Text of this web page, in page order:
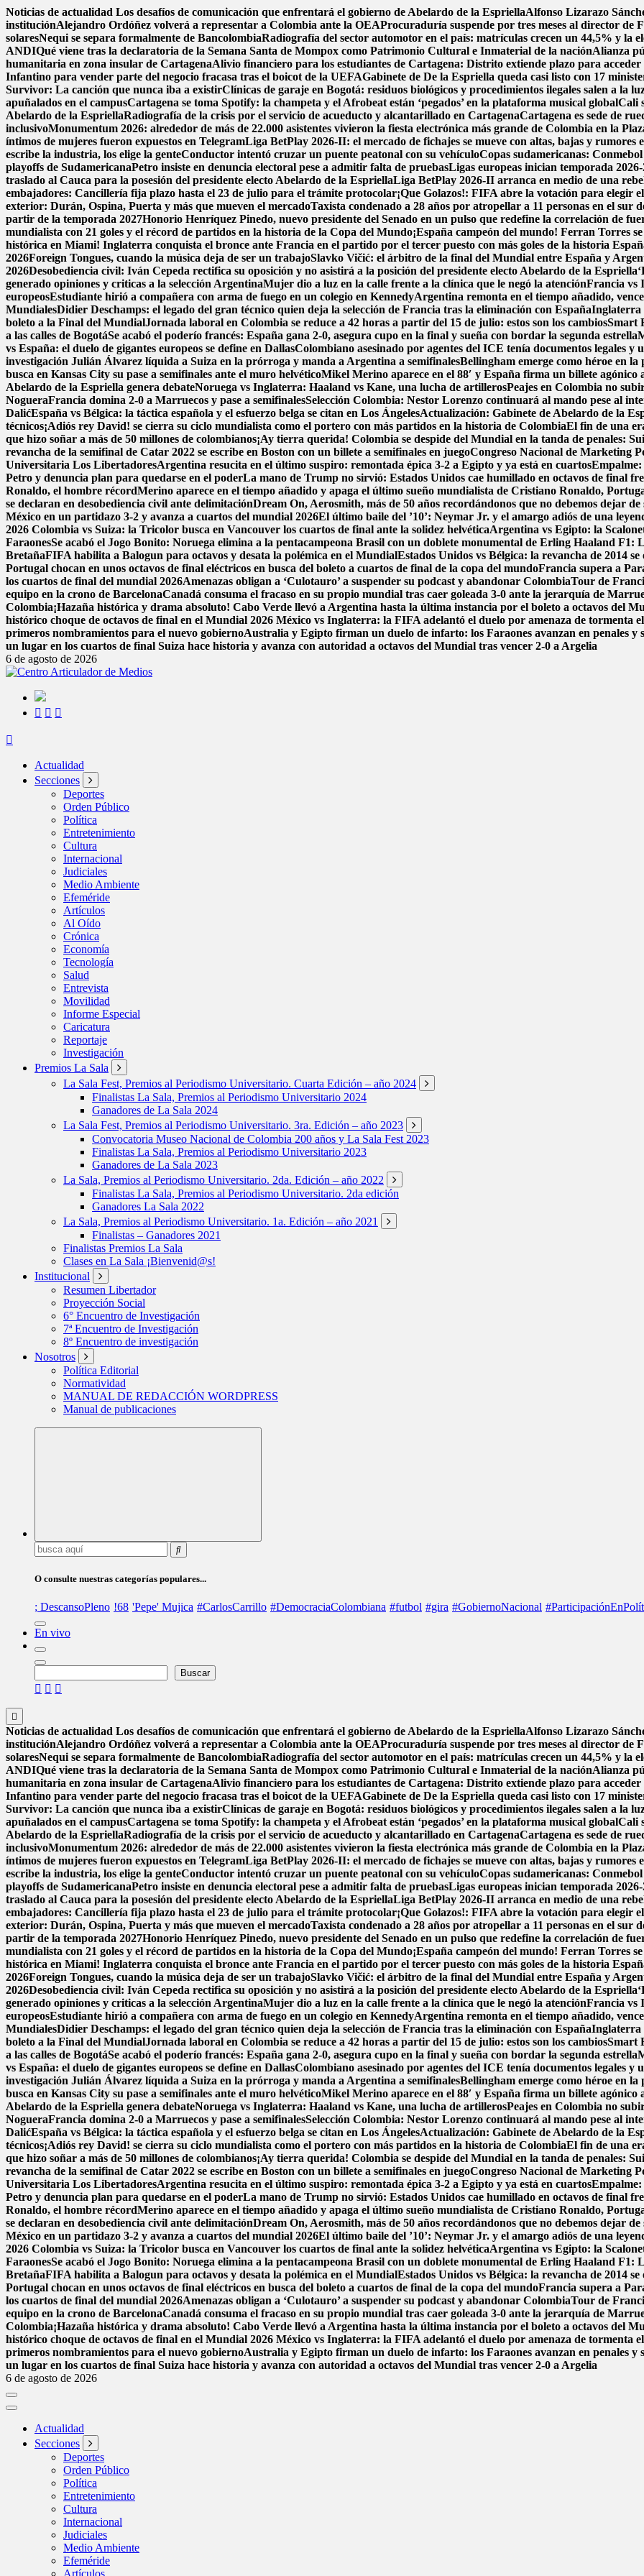
Saltar
al
contenido
Noticias de actualidad Los desafíos de comunicación que enfrentará el gobierno de Abelardo de la EspriellaAlfonso Lizarazo
instituciónAlejandro Ordóñez volverá a representar a Colombia ante la OEAProcuraduría suspende por tres meses al director de
solaresNequi se separa formalmente de BancolombiaRadiografía del sector automotor en el país: matrículas crecen un 44,5% y la
ANDIQué viene tras la declaratoria de la Semana Santa de Mompox como Patrimonio Cultural e Inmaterial de la naciónAlianza
humanitaria en zona insular de CartagenaAlivio financiero para los estudiantes de Cartagena: Distrito extiende plazo para
Infantino para vender parte del negocio fracasa tras el boicot de la UEFAGabinete de De la Espriella queda casi listo con 17
Survivor: La canción que nunca iba a existirClínicas de garaje en Bogotá: residuos biológicos y procedimientos ilegales salen a la
apuñalados en el campusCartagena se toma Spotify: la champeta y el Afrobeat están ‘pegados’ en la plataforma musical globalCali
Abelardo de la EspriellaRadiografía de la crisis por el servicio de acueducto y alcantarillado en CartagenaCartagena es sede de
inclusivoMonumentum 2026: alrededor de más de 22.000 asistentes vivieron la fiesta electrónica más grande de Colombia en la
íntimos de mujeres fueron expuestos en TelegramLiga BetPlay 2026-II: el mercado de fichajes se mueve con altas, bajas y rumores
escribe la industria, los elige la genteConductor intentó cruzar un puente peatonal con su vehículoCopas sudamericanas:
playoffs de SudamericanaPetro insiste en denuncia electoral pese a admitir falta de pruebasLigas europeas inician temporada
traslado al Cauca para la posesión del presidente electo Abelardo de la EspriellaLiga BetPlay 2026-II arranca en medio de una
embajadores: Cancillería fija plazo hasta el 23 de julio para el trámite protocolar¡Que Golazos!: FIFA abre la votación para elegir
exterior: Durán, Ospina, Puerta y más que mueven el mercadoTaxista condenado a 28 años por atropellar a 11 personas en el sur
partir de la temporada 2027Honorio Henríquez Pinedo, nuevo presidente del Senado en un pulso que redefine la correlación de
mundialista con 21 goles y el récord de partidos en la historia de la Copa del Mundo¡España campeón del mundo! Ferran Torres
histórica en Miami! Inglaterra conquista el bronce ante Francia en el partido por el tercer puesto con más goles de la historia
2026Foreign Tongues, cuando la música deja de ser un trabajoSlavko Vičić: el árbitro de la final del Mundial entre España y
2026Desobediencia civil: Iván Cepeda rectifica su oposición y no asistirá a la posición del presidente electo Abelardo de la Espriella
generado opiniones y criticas a la selección ArgentinaMujer dio a luz en la calle frente a la clínica que le negó la atenciónFrancia vs
europeosEstudiante hirió a compañera con arma de fuego en un colegio en KennedyArgentina remonta en el tiempo añadido,
MundialesDidier Deschamps: el legado del gran técnico quien deja la selección de Francia tras la eliminación con EspañaInglaterra
boleto a la Final del MundialJornada laboral en Colombia se reduce a 42 horas a partir del 15 de julio: estos son los cambiosSmart
a las calles de BogotáSe acabó el poderío francés: España gana 2-0, asegura cupo en la final y sueña con bordar la segunda estrella
vs España: el duelo de gigantes europeos se define en DallasColombiano asesinado por agentes del ICE tenía documentos legales y
investigación Julián Álvarez líquida a Suiza en la prórroga y manda a Argentina a semifinalesBellingham emerge como héroe en
busca en Kansas City su pase a semifinales ante el muro helvéticoMikel Merino aparece en el 88′ y España firma un billete agónico
Abelardo de la Espriella genera debateNoruega vs Inglaterra: Haaland vs Kane, una lucha de artillerosPeajes en Colombia no
NogueraFrancia domina 2-0 a Marruecos y pase a semifinalesSelección Colombia: Nestor Lorenzo continuará al mando pese al
DalićEspaña vs Bélgica: la táctica española y el esfuerzo belga se citan en Los ÁngelesActualización: Gabinete de Abelardo de la
técnicos¡Adiós rey David! se cierra su ciclo mundialista como el portero con más partidos en la historia de ColombiaEl fin de una
que hizo soñar a más de 50 millones de colombianos¡Ay tierra querida! Colombia se despide del Mundial en la tanda de penales:
revancha de la semifinal de Catar 2022 se escribe en Boston con un billete a semifinales en juegoCongreso Nacional de Marketing
Universitaria Los LibertadoresArgentina resucita en el último suspiro: remontada épica 3-2 a Egipto y ya está en cuartosEmpalme:
Petro y denuncia plan para quedarse en el poderLa mano de Trump no sirvió: Estados Unidos cae humillado en octavos de final
Ronaldo, el hombre récordMerino aparece en el tiempo añadido y apaga el último sueño mundialista de Cristiano Ronaldo,
se declaran en desobediencia civil ante delimitaciónDream On, Aerosmith, más de 50 años recordándonos que no debemos dejar de
México en un partidazo 3-2 y avanza a cuartos del mundial 2026El último baile del ’10’: Neymar Jr. y el amargo adiós de una
2026 Colombia vs Suiza: la Tricolor busca en Vancouver los cuartos de final ante la solidez helvéticaArgentina vs Egipto: la
FaraonesSe acabó el Jogo Bonito: Noruega elimina a la pentacampeona Brasil con un doblete monumental de Erling Haaland F1:
BretañaFIFA habilita a Balogun para octavos y desata la polémica en el MundialEstados Unidos vs Bélgica: la revancha de 2014
Portugal chocan en unos octavos de final eléctricos en busca del boleto a cuartos de final de la copa del mundoFrancia supera a
los cuartos de final del mundial 2026Amenazas obligan a ‘Culotauro’ a suspender su podcast y abandonar ColombiaTour de
equipo en la crono de BarcelonaCanadá consuma el fracaso en su propio mundial tras caer goleada 3-0 ante la jerarquía de
Colombia¡Hazaña histórica y drama absoluto! Cabo Verde llevó a Argentina hasta la última instancia por el boleto a octavos del
histórico choque de octavos de final en el Mundial 2026 México vs Inglaterra: la FIFA adelantó el duelo por amenaza de tormenta
primeros nombramientos para el nuevo gobiernoAustralia y Egipto firman un duelo de infarto: los Faraones avanzan en penales y
un lugar en los cuartos de final Suiza hace historia y avanza con autoridad a octavos del Mundial tras vencer 2-0 a Argelia
6 de agosto de 2026
Actualidad
Secciones
Deportes
Orden Público
Política
Entretenimiento
Cultura
Internacional
Judiciales
Medio Ambiente
Efeméride
Artículos
Al Oído
Crónica
Economía
Tecnología
Salud
Entrevista
Movilidad
Informe Especial
Caricatura
Reportaje
Investigación
Premios La Sala
La Sala Fest, Premios al Periodismo Universitario. Cuarta Edición – año 2024
Finalistas La Sala, Premios al Periodismo Universitario 2024
Ganadores de La Sala 2024
La Sala Fest, Premios al Periodismo Universitario. 3ra. Edición – año 2023
Convocatoria Museo Nacional de Colombia 200 años y La Sala Fest 2023
Finalistas La Sala, Premios al Periodismo Universitario 2023
Ganadores de La Sala 2023
La Sala, Premios al Periodismo Universitario. 2da. Edición – año 2022
Finalistas La Sala, Premios al Periodismo Universitario. 2da edición
Ganadores La Sala 2022
La Sala, Premios al Periodismo Universitario. 1a. Edición – año 2021
Finalistas – Ganadores 2021
Finalistas Premios La Sala
Clases en La Sala ¡Bienvenid@s!
Institucional
Resumen Libertador
Proyección Social
6° Encuentro de Investigación
7ª Encuentro de Investigación
8º Encuentro de investigación
Nosotros
Política Editorial
Normatividad
MANUAL DE REDACCIÓN WORDPRESS
Manual de publicaciones
Buscar:
O consulte nuestras categorías populares...
; DescansoPleno !68 'Pepe' Mujica #CarlosCarrillo #DemocraciaColombiana #futbol #gira #GobiernoNacional
En vivo
Buscar
Noticias de actualidad Los desafíos de comunicación que enfrentará el gobierno de Abelardo de la EspriellaAlfonso Lizarazo
instituciónAlejandro Ordóñez volverá a representar a Colombia ante la OEAProcuraduría suspende por tres meses al director de
solaresNequi se separa formalmente de BancolombiaRadiografía del sector automotor en el país: matrículas crecen un 44,5% y la
ANDIQué viene tras la declaratoria de la Semana Santa de Mompox como Patrimonio Cultural e Inmaterial de la naciónAlianza
humanitaria en zona insular de CartagenaAlivio financiero para los estudiantes de Cartagena: Distrito extiende plazo para
Infantino para vender parte del negocio fracasa tras el boicot de la UEFAGabinete de De la Espriella queda casi listo con 17
Survivor: La canción que nunca iba a existirClínicas de garaje en Bogotá: residuos biológicos y procedimientos ilegales salen a la
apuñalados en el campusCartagena se toma Spotify: la champeta y el Afrobeat están ‘pegados’ en la plataforma musical globalCali
Abelardo de la EspriellaRadiografía de la crisis por el servicio de acueducto y alcantarillado en CartagenaCartagena es sede de
inclusivoMonumentum 2026: alrededor de más de 22.000 asistentes vivieron la fiesta electrónica más grande de Colombia en la
íntimos de mujeres fueron expuestos en TelegramLiga BetPlay 2026-II: el mercado de fichajes se mueve con altas, bajas y rumores
escribe la industria, los elige la genteConductor intentó cruzar un puente peatonal con su vehículoCopas sudamericanas:
playoffs de SudamericanaPetro insiste en denuncia electoral pese a admitir falta de pruebasLigas europeas inician temporada
traslado al Cauca para la posesión del presidente electo Abelardo de la EspriellaLiga BetPlay 2026-II arranca en medio de una
embajadores: Cancillería fija plazo hasta el 23 de julio para el trámite protocolar¡Que Golazos!: FIFA abre la votación para elegir
exterior: Durán, Ospina, Puerta y más que mueven el mercadoTaxista condenado a 28 años por atropellar a 11 personas en el sur
partir de la temporada 2027Honorio Henríquez Pinedo, nuevo presidente del Senado en un pulso que redefine la correlación de
mundialista con 21 goles y el récord de partidos en la historia de la Copa del Mundo¡España campeón del mundo! Ferran Torres
histórica en Miami! Inglaterra conquista el bronce ante Francia en el partido por el tercer puesto con más goles de la historia
2026Foreign Tongues, cuando la música deja de ser un trabajoSlavko Vičić: el árbitro de la final del Mundial entre España y
2026Desobediencia civil: Iván Cepeda rectifica su oposición y no asistirá a la posición del presidente electo Abelardo de la Espriella
generado opiniones y criticas a la selección ArgentinaMujer dio a luz en la calle frente a la clínica que le negó la atenciónFrancia vs
europeosEstudiante hirió a compañera con arma de fuego en un colegio en KennedyArgentina remonta en el tiempo añadido,
MundialesDidier Deschamps: el legado del gran técnico quien deja la selección de Francia tras la eliminación con EspañaInglaterra
boleto a la Final del MundialJornada laboral en Colombia se reduce a 42 horas a partir del 15 de julio: estos son los cambiosSmart
a las calles de BogotáSe acabó el poderío francés: España gana 2-0, asegura cupo en la final y sueña con bordar la segunda estrella
vs España: el duelo de gigantes europeos se define en DallasColombiano asesinado por agentes del ICE tenía documentos legales y
investigación Julián Álvarez líquida a Suiza en la prórroga y manda a Argentina a semifinalesBellingham emerge como héroe en
busca en Kansas City su pase a semifinales ante el muro helvéticoMikel Merino aparece en el 88′ y España firma un billete agónico
Abelardo de la Espriella genera debateNoruega vs Inglaterra: Haaland vs Kane, una lucha de artillerosPeajes en Colombia no
NogueraFrancia domina 2-0 a Marruecos y pase a semifinalesSelección Colombia: Nestor Lorenzo continuará al mando pese al
DalićEspaña vs Bélgica: la táctica española y el esfuerzo belga se citan en Los ÁngelesActualización: Gabinete de Abelardo de la
técnicos¡Adiós rey David! se cierra su ciclo mundialista como el portero con más partidos en la historia de ColombiaEl fin de una
que hizo soñar a más de 50 millones de colombianos¡Ay tierra querida! Colombia se despide del Mundial en la tanda de penales:
revancha de la semifinal de Catar 2022 se escribe en Boston con un billete a semifinales en juegoCongreso Nacional de Marketing
Universitaria Los LibertadoresArgentina resucita en el último suspiro: remontada épica 3-2 a Egipto y ya está en cuartosEmpalme:
Petro y denuncia plan para quedarse en el poderLa mano de Trump no sirvió: Estados Unidos cae humillado en octavos de final
Ronaldo, el hombre récordMerino aparece en el tiempo añadido y apaga el último sueño mundialista de Cristiano Ronaldo,
se declaran en desobediencia civil ante delimitaciónDream On, Aerosmith, más de 50 años recordándonos que no debemos dejar de
México en un partidazo 3-2 y avanza a cuartos del mundial 2026El último baile del ’10’: Neymar Jr. y el amargo adiós de una
2026 Colombia vs Suiza: la Tricolor busca en Vancouver los cuartos de final ante la solidez helvéticaArgentina vs Egipto: la
FaraonesSe acabó el Jogo Bonito: Noruega elimina a la pentacampeona Brasil con un doblete monumental de Erling Haaland F1:
BretañaFIFA habilita a Balogun para octavos y desata la polémica en el MundialEstados Unidos vs Bélgica: la revancha de 2014
Portugal chocan en unos octavos de final eléctricos en busca del boleto a cuartos de final de la copa del mundoFrancia supera a
los cuartos de final del mundial 2026Amenazas obligan a ‘Culotauro’ a suspender su podcast y abandonar ColombiaTour de
equipo en la crono de BarcelonaCanadá consuma el fracaso en su propio mundial tras caer goleada 3-0 ante la jerarquía de
Colombia¡Hazaña histórica y drama absoluto! Cabo Verde llevó a Argentina hasta la última instancia por el boleto a octavos del
histórico choque de octavos de final en el Mundial 2026 México vs Inglaterra: la FIFA adelantó el duelo por amenaza de tormenta
primeros nombramientos para el nuevo gobiernoAustralia y Egipto firman un duelo de infarto: los Faraones avanzan en penales y
un lugar en los cuartos de final Suiza hace historia y avanza con autoridad a octavos del Mundial tras vencer 2-0 a Argelia
6 de agosto de 2026
Actualidad
Secciones
Deportes
Orden Público
Política
Entretenimiento
Cultura
Internacional
Judiciales
Medio Ambiente
Efeméride